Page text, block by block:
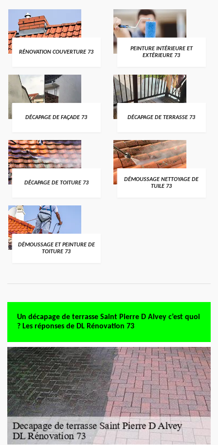
RÉNOVATION COUVERTURE 73
PEINTURE INTÉRIEURE ET
EXTÉRIEURE 73
DÉCAPAGE DE FAÇADE 73 DÉCAPAGE DE TERRASSE 73
DÉCAPAGE DE TOITURE 73
DÉMOUSSAGE NETTOYAGE DE
TUILE 73
DÉMOUSSAGE ET PEINTURE DE
TOITURE 73
Un décapage de terrasse Saint Pierre D Alvey c’est quoi
? Les réponses de DL Rénovation 73